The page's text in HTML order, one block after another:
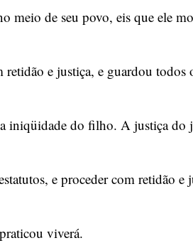
meio de seu povo, eis que ele
e justiça, e guardou todos
iniqüidade do filho. A justiça do
e proceder com retidão e
viverá.